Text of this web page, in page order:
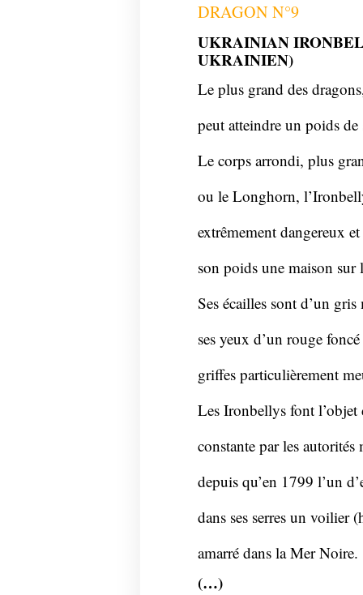
DRAGON N°9
UKRAINIAN
UKRAINIEN)
Le plus grand des
peut atteindre un poids
Le corps arrondi, plus
ou le Longhorn,
extrêmement dangereux
son poids une maison
Ses écailles sont d’un
ses yeux d’un rouge foncé
griffes particulièrement
Les Ironbellys font l’objet
constante par les
depuis qu’en 1799 l’un
dans ses serres un voilier
amarré dans la Mer Noire.
(…)